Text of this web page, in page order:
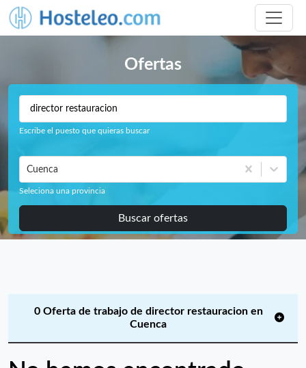
Ofertas
Escribe el puesto que quieras buscar
Cuenca
Seleciona una provincia
Buscar ofertas
0 Oferta de trabajo de director restauracion en
Cuenca